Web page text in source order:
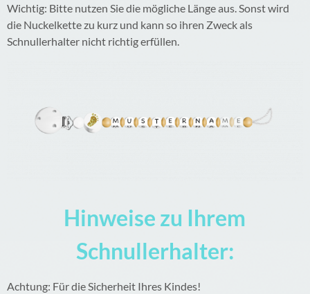
Wichtig: Bitte nutzen Sie die mögliche Länge aus. Sonst wird
die Nuckelkette zu kurz und kann so ihren Zweck als
Schnullerhalter nicht richtig erfüllen.
Hinweise zu Ihrem
Schnullerhalter:
Achtung: Für die Sicherheit Ihres Kindes!